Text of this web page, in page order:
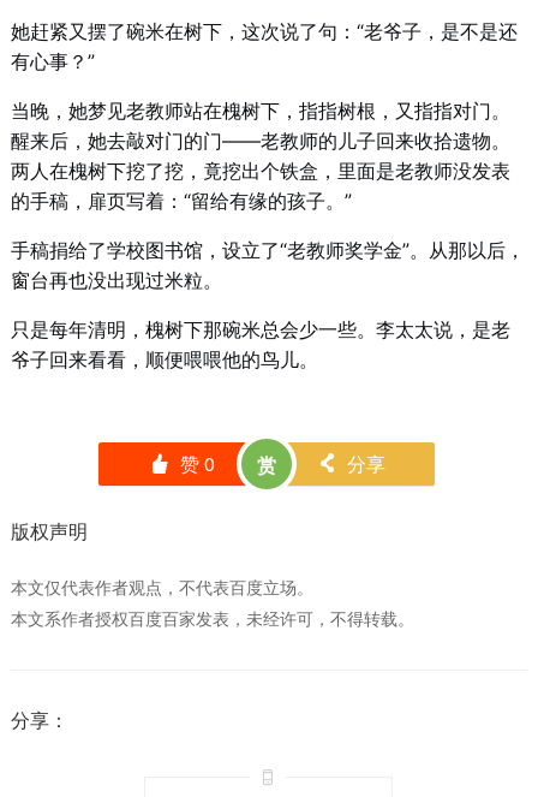
她赶紧又摆了碗米在树下，这次说了句：“老爷子，是不是还
有心事？”
当晚，她梦见老教师站在槐树下，指指树根，又指指对门。
醒来后，她去敲对门的门——老教师的儿子回来收拾遗物。
两人在槐树下挖了挖，竟挖出个铁盒，里面是老教师没发表
的手稿，扉页写着：“留给有缘的孩子。”
手稿捐给了学校图书馆，设立了“老教师奖学金”。从那以后，
窗台再也没出现过米粒。
只是每年清明，槐树下那碗米总会少一些。李太太说，是老
爷子回来看看，顺便喂喂他的鸟儿。
󰄼 赞0 赏 󰄯 分享
版权声明
本文仅代表作者观点，不代表百度立场。
本文系作者授权百度百家发表，未经许可，不得转载。
分享：